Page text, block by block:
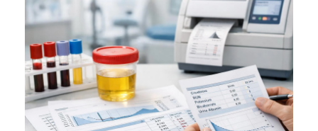
Татар теле
Беларуская мова
Esperanto
Frysk
Ślōnskŏ gŏdka
Norsk bokmål